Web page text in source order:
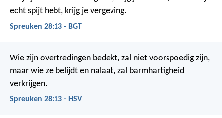
echt spijt hebt, krijg je vergeving.
Spreuken 28:13 - BGT
Wie zijn overtredingen bedekt, zal niet voorspoedig zijn,
maar wie ze belijdt en nalaat, zal barmhartigheid
verkrijgen.
Spreuken 28:13 - HSV